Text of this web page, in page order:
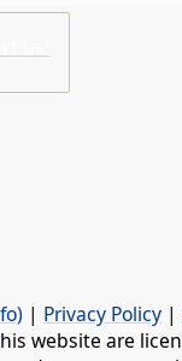
| Privacy Policy |
website are